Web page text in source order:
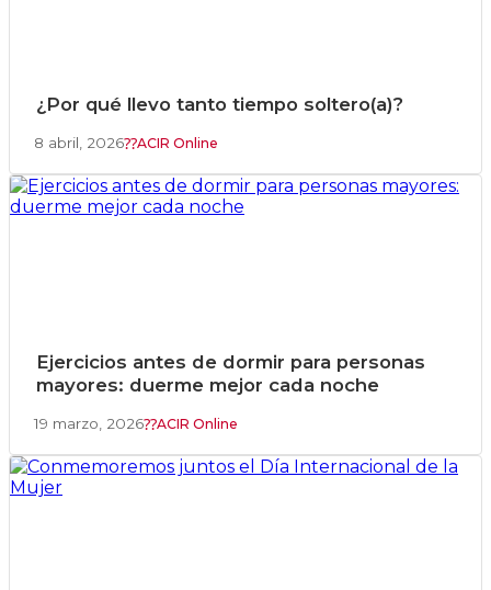
¿Por qué llevo tanto tiempo soltero(a)?
8 abril, 2026 ACIR Online
Ejercicios antes de dormir para personas
mayores: duerme mejor cada noche
19 marzo, 2026 ACIR Online